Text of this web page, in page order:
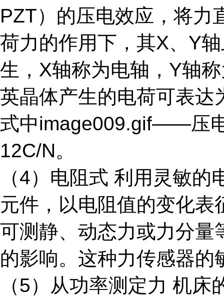
PZT）的压电效应，将力
荷力的作用下，其X、Y
生，X轴称为电轴，Y轴
英晶体产生的电荷可表达
式中image009.gif——压
12C/N。
（4）电阻式 利用灵敏
元件，以电阻值的变化
可测静、动态力或力分量
的影响。这种力传感器
（5）从功率测定力 机